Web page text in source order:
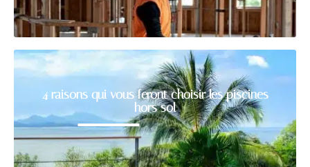
4 raisons qui vous feront choisir les piscines
hors sol